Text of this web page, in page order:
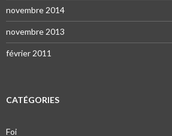
novembre 2014
novembre 2013
février 2011
CATÉGORIES
Foi